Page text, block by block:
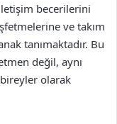
becerilerini
ve takım
tanımaktadır. Bu
değil, aynı
olarak